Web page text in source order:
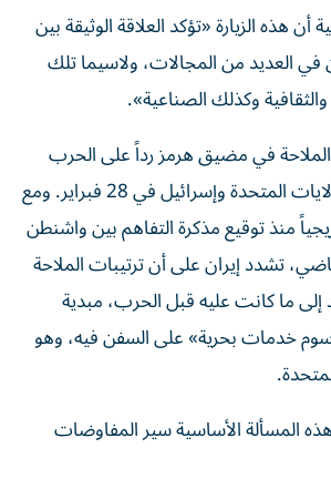
أن هذه الزيارة «تؤكد العلاقة الوثيقة بين
العديد من المجالات، ولاسيما تلك
وكذلك الصناعية».
في مضيق هرمز رداً على الحرب
التي شنتها عليها الولايات المتحدة وإسرائيل في 28 فبراير. ومع
منذ توقيع مذكرة التفاهم بين واشنطن
تشدد إيران على أن ترتيبات الملاحة
ما كانت عليه قبل الحرب، مبدية
خدمات بحرية» على السفن فيه، وهو
المسألة الأساسية سير المفاوضات